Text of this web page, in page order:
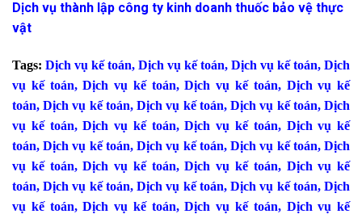
Dịch vụ thành lập công ty kinh doanh thuốc bảo vệ thực
vật
Tags: Dịch vụ kế toán, Dịch vụ kế toán, Dịch vụ kế toán, Dịch
vụ kế toán,Dịch vụ kế toán,Dịch vụ kế toán, Dịch vụ kế
toán,Dịch vụ kế toán,Dịch vụ kế toán,Dịch vụ kế toán,Dịch
vụ kế toán,Dịch vụ kế toán,Dịch vụ kế toán, Dịch vụ kế
toán,Dịch vụ kế toán,Dịch vụ kế toán,Dịch vụ kế toán,Dịch
vụ kế toán,Dịch vụ kế toán,Dịch vụ kế toán, Dịch vụ kế
toán,Dịch vụ kế toán,Dịch vụ kế toán,Dịch vụ kế toán,Dịch
vụ kế toán,Dịch vụ kế toán,Dịch vụ kế toán, Dịch vụ kế